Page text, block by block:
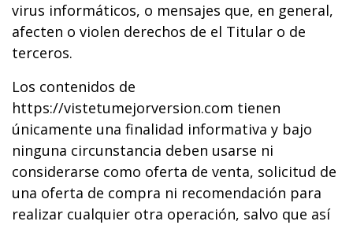
virus informáticos, o mensajes que, en general,
afecten o violen derechos de el Titular o de
terceros.
Los contenidos de
https://vistetumejorversion.com tienen
únicamente una finalidad informativa y bajo
ninguna circunstancia deben usarse ni
considerarse como oferta de venta, solicitud de
una oferta de compra ni recomendación para
realizar cualquier otra operación, salvo que así